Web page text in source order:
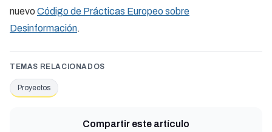
nuevo Código de Prácticas Europeo sobre
Desinformación.
TEMAS RELACIONADOS
Proyectos
Compartir este artículo